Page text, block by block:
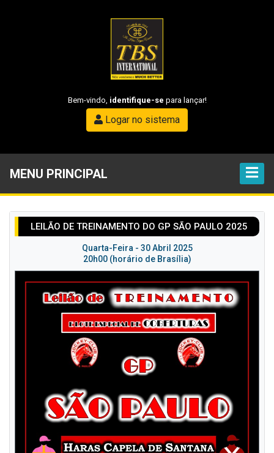
Bem-vindo, identifique-se para lançar!
Logar no sistema
MENU PRINCIPAL
LEILÃO DE TREINAMENTO DO GP SÃO PAULO 2025
Quarta-Feira - 30 Abril 2025
20h00 (horário de Brasília)